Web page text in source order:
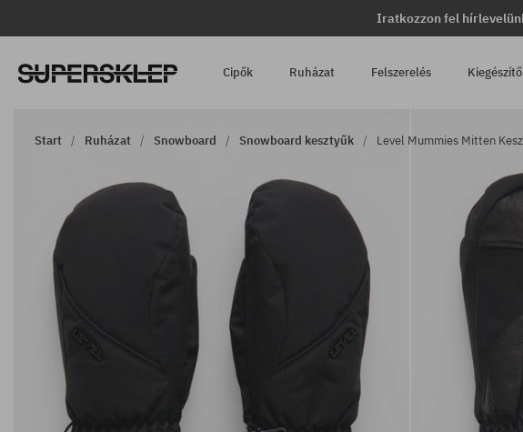
Iratkozzon fel
Cipők Ruházat Felszerelés
Start Ruházat Snowboard Snowboard kesztyűk Level Mummies Mitten